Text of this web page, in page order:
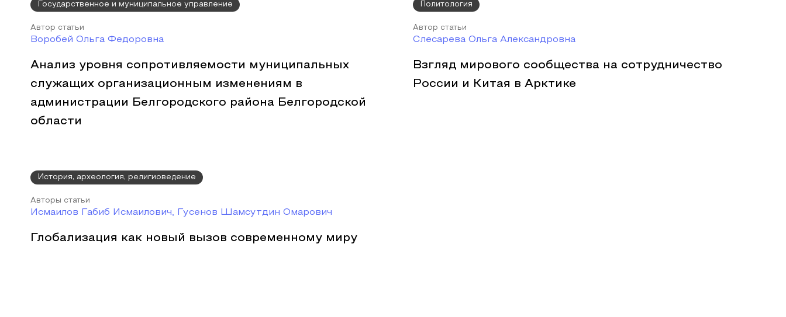
Государственное и муниципальное управление
Автор статьи
Воробей Ольга Федоровна
Анализ уровня сопротивляемости муниципальных
служащих организационным изменениям в
администрации Белгородского района Белгородской
области
Политология
Автор статьи
Слесарева Ольга Александровна
Взгляд мирового сообщества на сотрудничество
России и Китая в Арктике
История, археология, религиоведение
Авторы статьи
Исмаилов Габиб Исмаилович, Гусенов Шамсутдин Омарович
Глобализация как новый вызов современному миру